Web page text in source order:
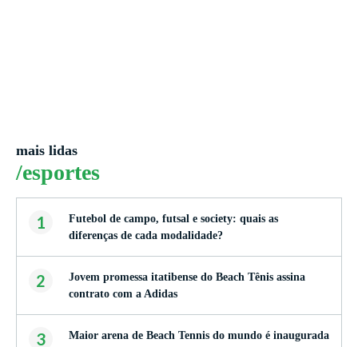
mais lidas
/esportes
1
Futebol de campo, futsal e society: quais as
diferenças de cada modalidade?
2
Jovem promessa itatibense do Beach Tênis assina
contrato com a Adidas
3
Maior arena de Beach Tennis do mundo é inaugurada